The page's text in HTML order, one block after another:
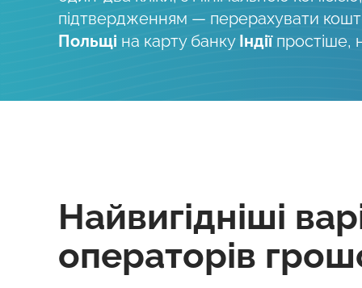
підтвердженням — перерахувати
Польщі на карту банку Індіїпростіше,
Найвигідніші
операторів